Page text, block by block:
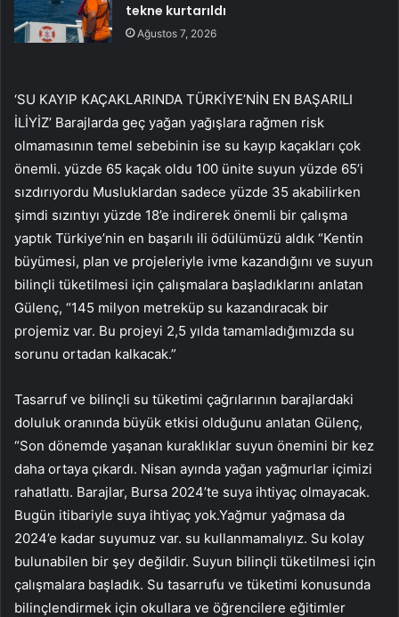
tekne kurtarıldı
Ağustos 7, 2026
‘SU KAYIP KAÇAKLARINDA TÜRKİYE’NİN EN BAŞARILI
İLİYİZ’ Barajlarda geç yağan yağışlara rağmen risk
olmamasının temel sebebinin ise su kayıp kaçakları çok
önemli. yüzde 65 kaçak oldu 100 ünite suyun yüzde 65’i
sızdırıyordu Musluklardan sadece yüzde 35 akabilirken
şimdi sızıntıyı yüzde 18’e indirerek önemli bir çalışma
yaptık Türkiye’nin en başarılı ili ödülümüzü aldık “Kentin
büyümesi, plan ve projeleriyle ivme kazandığını ve suyun
bilinçli tüketilmesi için çalışmalara başladıklarını anlatan
Gülenç, “145 milyon metreküp su kazandıracak bir
projemiz var. Bu projeyi 2,5 yılda tamamladığımızda su
sorunu ortadan kalkacak.”
Tasarruf ve bilinçli su tüketimi çağrılarının barajlardaki
doluluk oranında büyük etkisi olduğunu anlatan Gülenç,
“Son dönemde yaşanan kuraklıklar suyun önemini bir kez
daha ortaya çıkardı. Nisan ayında yağan yağmurlar içimizi
rahatlattı. Barajlar, Bursa 2024’te suya ihtiyaç olmayacak.
Bugün itibariyle suya ihtiyaç yok.Yağmur yağmasa da
2024’e kadar suyumuz var. su kullanmamalıyız. Su kolay
bulunabilen bir şey değildir. Suyun bilinçli tüketilmesi için
çalışmalara başladık. Su tasarrufu ve tüketimi konusunda
bilinçlendirmek için okullara ve öğrencilere eğitimler